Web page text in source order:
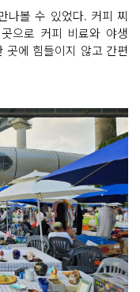
나볼 수 있었다. 커피 찌
으로 커피 비료와 야생
곳에 힘들이지 않고 간편